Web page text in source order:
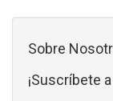
Sobre
¡Suscríbete